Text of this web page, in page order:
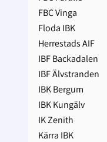
FBC Vinga
Floda IBK
Herrestads AIF
IBF Backadalen
IBF Älvstranden
IBK Bergum
IBK Kungälv
IK Zenith
Kärra IBK